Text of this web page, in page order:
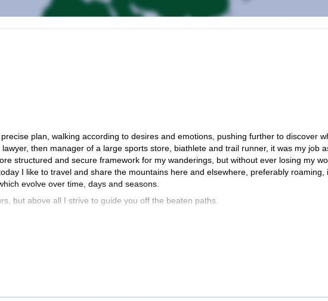
plan, walking according to desires and emotions, pushing further to discover
then manager of a large sports store, biathlete and trail runner, it was my job
structured and secure framework for my wanderings, but without ever losing my
I like to travel and share the mountains here and elsewhere, preferably roaming,
evolve over time, days and seasons.
but above all I strive to guide you off the beaten paths.